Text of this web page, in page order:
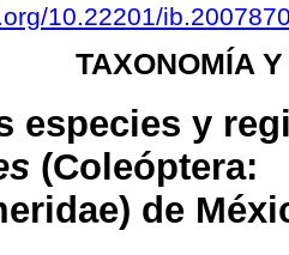
10.22201/
TAXONOMÍA
especies y
(Coleóptera:
de